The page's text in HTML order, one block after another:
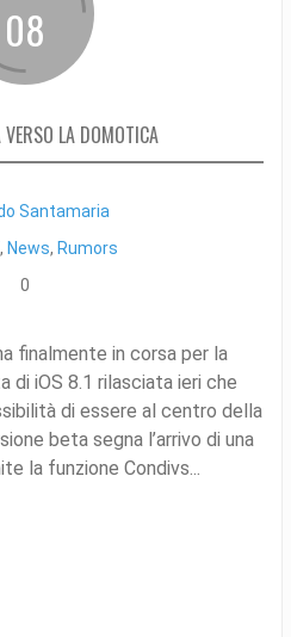
08
LA DOMOTICA
Santamaria
, News, Rumors
0
finalmente in corsa per la
di iOS 8.1 rilasciata ieri che
di essere al centro della
beta segna l’arrivo di una
la funzione Condivs...